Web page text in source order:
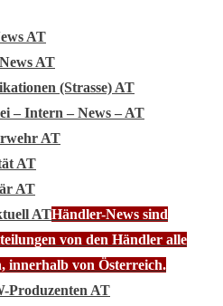
AT
AT
(Strasse) AT
– Intern – News – AT
AT
AT
AT
ATHändler-News sind
von den Händler alle
innerhalb von Österreich.
Produzenten AT